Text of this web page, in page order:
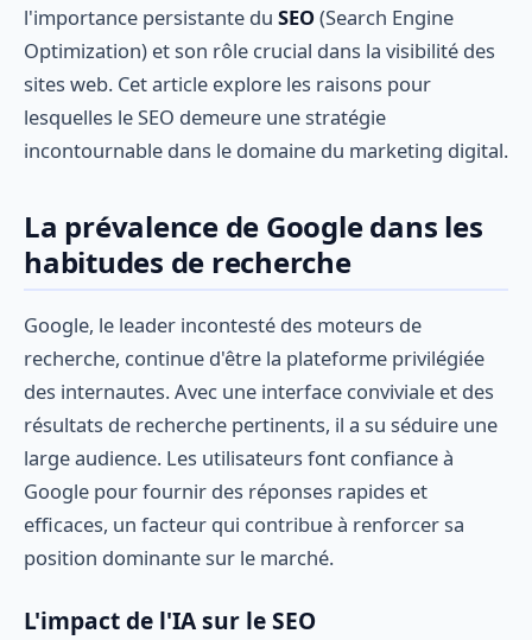
l'importance persistante du SEO(Search Engine
Optimization) et son rôle crucial dans la visibilité des
sites web. Cet article explore les raisons pour
lesquelles le SEO demeure une stratégie
incontournable dans le domaine du marketing digital.
La prévalence de Google dans les
habitudes de recherche
Google, le leader incontesté des moteurs de
recherche, continue d'être la plateforme privilégiée
des internautes. Avec une interface conviviale et des
résultats de recherche pertinents, il a su séduire une
large audience. Les utilisateurs font confiance à
Google pour fournir des réponses rapides et
efficaces, un facteur qui contribue à renforcer sa
position dominante sur le marché.
L'impact de l'IA sur le SEO